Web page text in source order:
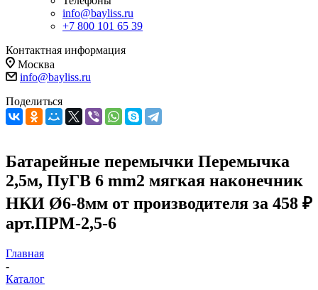
info@bayliss.ru
+7 800 101 65 39
Контактная информация
Москва
info@bayliss.ru
Поделиться
Батарейные перемычки Перемычка
2,5м, ПуГВ 6 mm2 мягкая наконечник
НКИ Ø6-8мм от производителя за 458 ₽
арт.ПРМ-2,5-6
Главная
-
Каталог